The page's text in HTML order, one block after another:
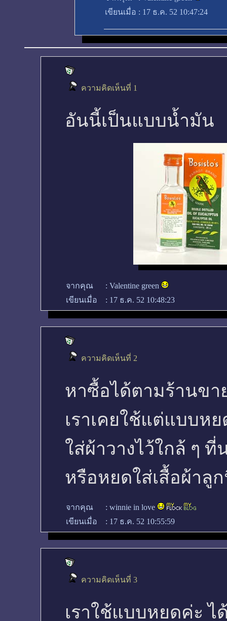
เขียนเมื่อ : 17 ธ.ค. 52 10:47:24
ความคิดเห็นที่ 1
อันนี้เป็นแบบน้ำมัน
จากคุณ : Valentine green
เขียนเมื่อ
: 17 ธ.ค. 52 10:48:23
ความคิดเห็นที่ 2
หาซื้อได้ตามร้านขา
เราเคยใช้แต่แบบห
ใส่ผ้าวางไว้ใกล้ ๆ
หรือหยดใส่เสื้อผ้าลู
จากคุณ : winnie in love
เขียนเมื่อ
: 17 ธ.ค. 52 10:55:59
ความคิดเห็นที่ 3
เราใช้แบบหยดค่ะ ไ